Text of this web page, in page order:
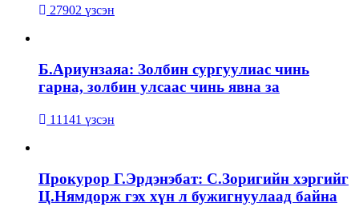
27902 үзсэн
Б.Ариунзаяа: Золбин сургуулиас чинь
гарна, золбин улсаас чинь явна за
11141 үзсэн
Прокурор Г.Эрдэнэбат: С.Зоригийн хэргийг
Ц.Нямдорж гэх хүн л бужигнуулаад байна